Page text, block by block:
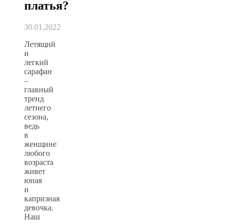
платья?
30.01.2022
Летящий
и
легкий
сарафан
–
главный
тренд
летнего
сезона,
ведь
в
женщине
любого
возраста
живет
юная
и
капризная
девочка.
Наш